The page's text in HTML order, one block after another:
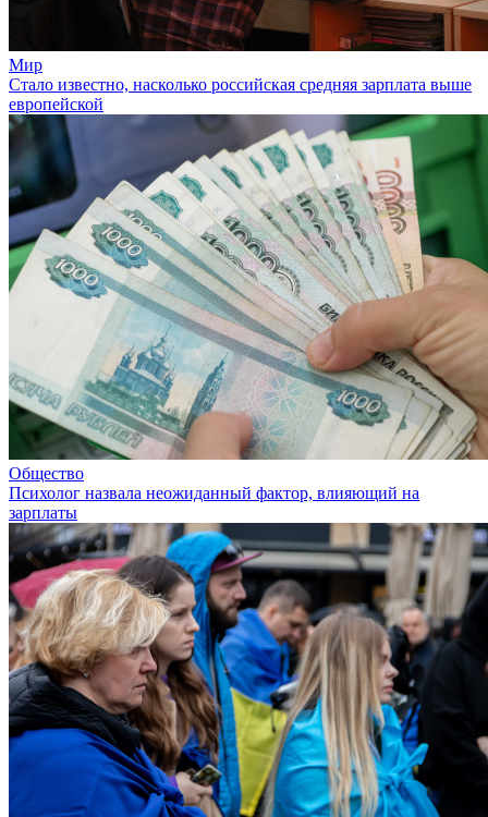
Мир
Стало известно, насколько российская средняя зарплата выше
европейской
Общество
Психолог назвала неожиданный фактор, влияющий на
зарплаты